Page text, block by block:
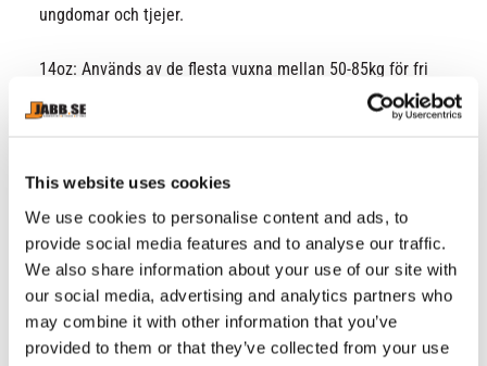
This website uses cookies
We use cookies to personalise content and ads, to
provide social media features and to analyse our traffic.
We also share information about your use of our site with
our social media, advertising and analytics partners who
may combine it with other information that you’ve
provided to them or that they’ve collected from your use
ungdomar och tjejer.
14oz: Används av de flesta vuxna mellan 50-85kg för fri
sparring. Ju tyngre handske desto mer stoppning är det
i den. Det är viktigt att ha minst 14oz vid fri sparring,
som slår hårt. 16oz rekommenderas starkt av de flesta
klubbar om man ska sparras hårt med slag mot huvudet.
Tänk på att precis som med skor så töjer och formar sig
handskarna. Det är bra om de sitter tight när ni köper